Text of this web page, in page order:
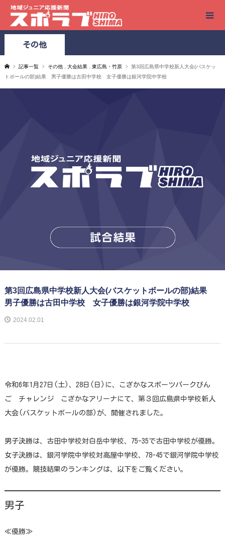
その他
記事一覧 その他 ,大会結果 ,東広島・竹原
第3回広島県中学校新人大会(バスケッ
トボールの部)結果 男子優勝は古田中学校 女子優勝は銀河学院中学校
第3回広島県中学校新人大会(バスケットボールの部)結果
男子優勝は古田中学校 女子優勝は銀河学院中学校
2024.02.01
令和6年1月27日(土)、28日(日)に、こざかなスポーツパークびん
ご チャレンジ こざかなアリーナにて、第３回広島県中学校新人
大会(バスケットボールの部)が、開催されました。
男子決勝は、古田中学校対白岳中学校、75-35で古田中学校が優勝。
女子決勝は、銀河学院中学校対高屋中学校、78-45で銀河学院中学校
が優勝。競技結果のランキングは、以下をご覧ください。
男子
≪優勝≫